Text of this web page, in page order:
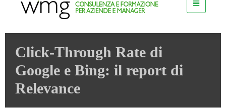
Click-Through Rate di
Google e Bing: il report di
Relevance